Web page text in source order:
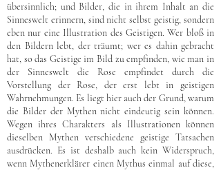
übersinnlich; und Bilder, die in ihrem Inhalt an die
Sinneswelt erinnern, sind nicht selbst geistig, sondern
eben nur eine Illustration des Geistigen. Wer bloß in
den Bildern lebt, der träumt; wer es dahin gebracht
hat, so das Geistige im Bild zu empfinden, wie man in
der Sinneswelt die Rose empfindet durch die
Vorstellung der Rose, der erst lebt in geistigen
Wahrnehmungen. Es liegt hier auch der Grund, warum
die Bilder der Mythen nicht eindeutig sein können.
Wegen ihres Charakters als Illustrationen können
dieselben Mythen verschiedene geistige Tatsachen
ausdrücken. Es ist deshalb auch kein Widerspruch,
wenn Mythenerklärer einen Mythus einmal auf diese,